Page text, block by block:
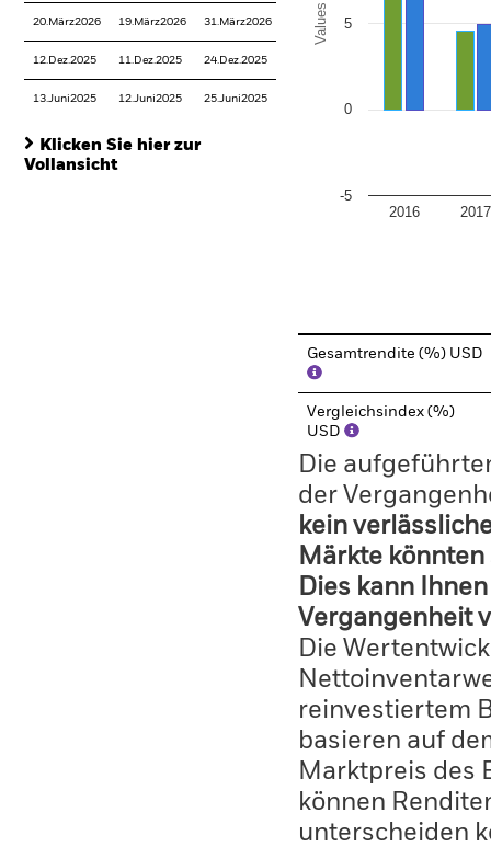
20.März2026 19.März2026 31.März2026
12.Dez.2025 11.Dez.2025 24.Dez.2025
13.Juni2025 12.Juni2025 25.Juni2025
Klicken Sie hier zur
Vollansicht
Values
2016 2017
-5
0
5
Gesamtrendite (%) USD
Vergleichsindex (%)
USD
Die
der
kein
Märkte
Dies kann
Vergangenheit
Die
reinvestiertem
basieren auf
Marktpreis des
können
unterscheiden